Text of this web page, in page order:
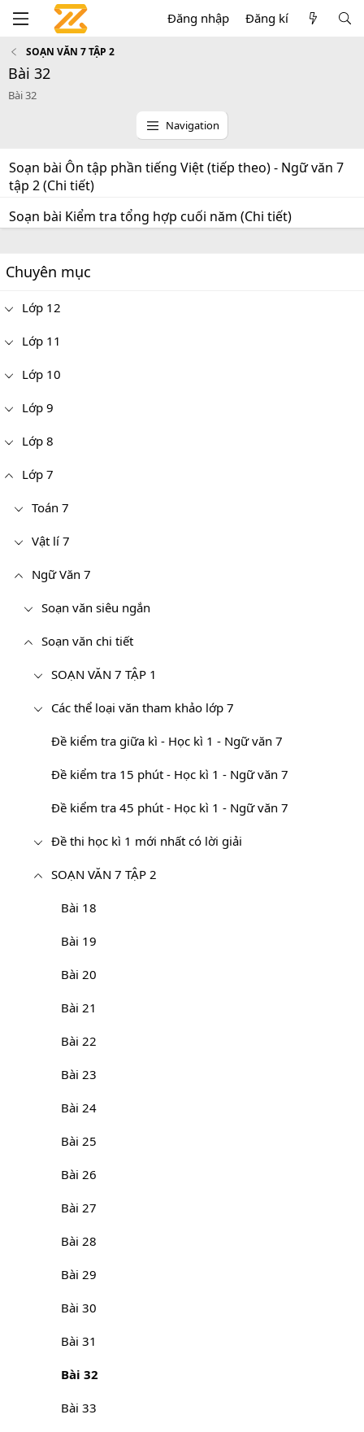
Đăng nhập Đăng kí
SOẠN VĂN 7 TẬP 2
Bài 32
Bài 32
Navigation
Soạn bài Ôn tập phần tiếng Việt (tiếp theo) - Ngữ văn 7
tập 2 (Chi tiết)
Soạn bài Kiểm tra tổng hợp cuối năm (Chi tiết)
Chuyên mục
Lớp 12
Lớp 11
Lớp 10
Lớp 9
Lớp 8
Lớp 7
Toán 7
Vật lí 7
Ngữ Văn 7
Soạn văn siêu ngắn
Soạn văn chi tiết
SOẠN VĂN 7 TẬP 1
Các thể loại văn tham khảo lớp 7
Đề kiểm tra giữa kì - Học kì 1 - Ngữ văn 7
Đề kiểm tra 15 phút - Học kì 1 - Ngữ văn 7
Đề kiểm tra 45 phút - Học kì 1 - Ngữ văn 7
Đề thi học kì 1 mới nhất có lời giải
SOẠN VĂN 7 TẬP 2
Bài 18
Bài 19
Bài 20
Bài 21
Bài 22
Bài 23
Bài 24
Bài 25
Bài 26
Bài 27
Bài 28
Bài 29
Bài 30
Bài 31
Bài 32
Bài 33